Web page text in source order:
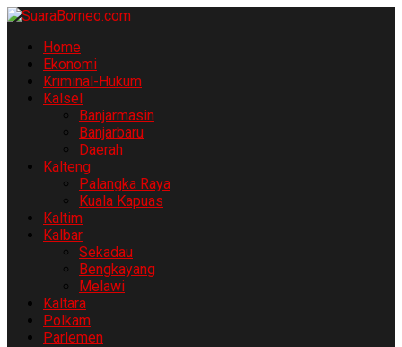
Home
Ekonomi
Kriminal-Hukum
Kalsel
Banjarmasin
Banjarbaru
Daerah
Kalteng
Palangka Raya
Kuala Kapuas
Kaltim
Kalbar
Sekadau
Bengkayang
Melawi
Kaltara
Polkam
Parlemen